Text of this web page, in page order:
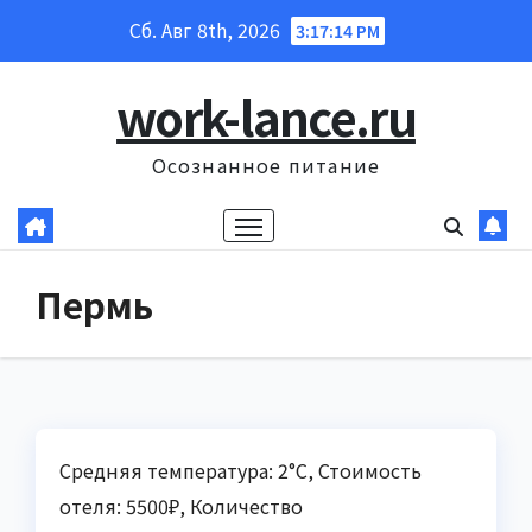
Сб. Авг 8th, 2026 3:17:15 PM
work-lance.ru
Осознанное питание
Пермь
Средняя температура: 2°C, Стоимость
отеля: 5500₽, Количество